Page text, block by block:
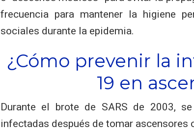
frecuencia para mantener la higiene
sociales durante la epidemia.
¿Cómo prevenir la
19 en
Durante el brote de SARS de 2003,
infectadas después de tomar ascensores